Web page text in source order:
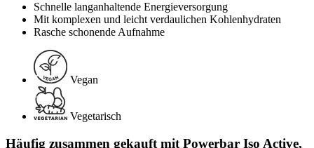
Schnelle langanhaltende Energieversorgung
Mit komplexen und leicht verdaulichen Kohlenhydraten
Rasche schonende Aufnahme
Vegan
Vegetarisch
Häufig zusammen gekauft mit Powerbar Iso Active,